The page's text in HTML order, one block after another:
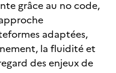
grâce au no code,
adaptées,
la fluidité et
des enjeux de